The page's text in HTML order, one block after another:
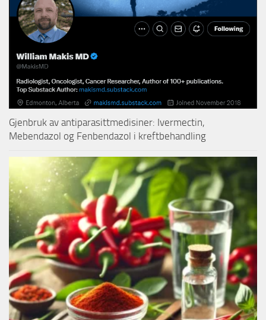
Gjenbruk av antiparasittmedisiner: Ivermectin,
Mebendazol og Fenbendazol i kreftbehandling